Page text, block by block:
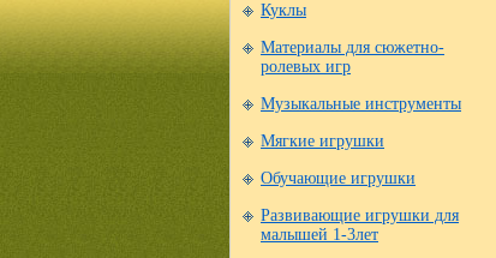
Куклы
Материалы для сюжетно-
ролевых игр
Музыкальные инструменты
Мягкие игрушки
Обучающие игрушки
Развивающие игрушки для
малышей 1-3лет